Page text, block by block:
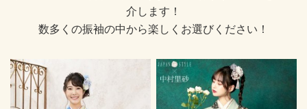
介します！
数多くの振袖の中から楽しくお選びください！